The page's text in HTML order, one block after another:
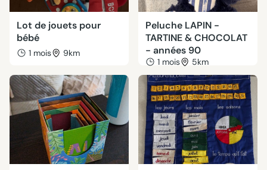
Lot de jouets pour
bébé
1 mois 9km
Peluche LAPIN -
TARTINE & CHOCOLAT
- années 90
1 mois 5km